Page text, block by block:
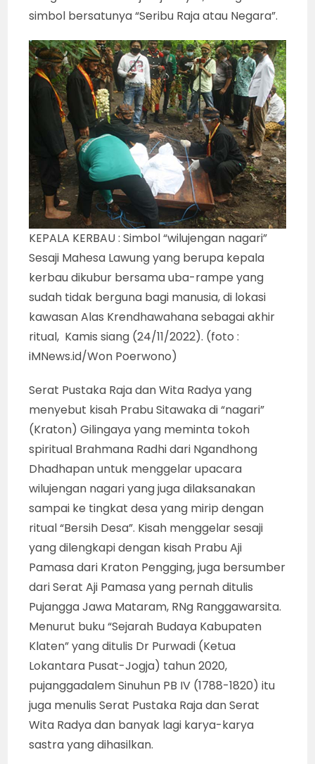
simbol bersatunya “Seribu Raja atau Negara”.
KEPALA KERBAU : Simbol “wilujengan nagari”
Sesaji Mahesa Lawung yang berupa kepala
kerbau dikubur bersama uba-rampe yang
sudah tidak berguna bagi manusia, di lokasi
kawasan Alas Krendhawahana sebagai akhir
ritual, Kamis siang (24/11/2022). (foto :
iMNews.id/Won Poerwono)
Serat Pustaka Raja dan Wita Radya yang
menyebut kisah Prabu Sitawaka di “nagari”
(Kraton) Gilingaya yang meminta tokoh
spiritual Brahmana Radhi dari Ngandhong
Dhadhapan untuk menggelar upacara
wilujengan nagari yang juga dilaksanakan
sampai ke tingkat desa yang mirip dengan
ritual “Bersih Desa”. Kisah menggelar sesaji
yang dilengkapi dengan kisah Prabu Aji
Pamasa dari Kraton Pengging, juga bersumber
dari Serat Aji Pamasa yang pernah ditulis
Pujangga Jawa Mataram, RNg Ranggawarsita.
Menurut buku “Sejarah Budaya Kabupaten
Klaten” yang ditulis Dr Purwadi (Ketua
Lokantara Pusat-Jogja) tahun 2020,
pujanggadalem Sinuhun PB IV (1788-1820) itu
juga menulis Serat Pustaka Raja dan Serat
Wita Radya dan banyak lagi karya-karya
sastra yang dihasilkan.